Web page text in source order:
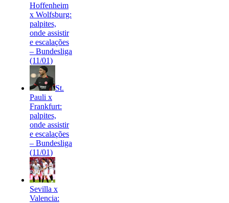
Hoffenheim
x Wolfsburg:
palpites,
onde assistir
e escalações
– Bundesliga
(11/01)
St.
Pauli x
Frankfurt:
palpites,
onde assistir
e escalações
– Bundesliga
(11/01)
Sevilla x
Valencia: